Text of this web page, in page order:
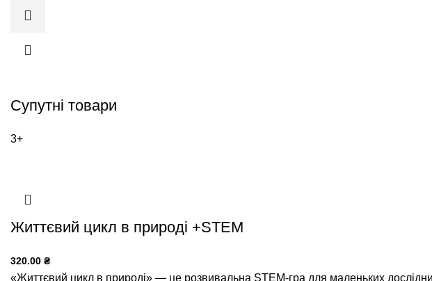
Супутні товари
3+
Життєвий цикл в природі +STEM
320.00 ₴
«Життєвий цикл в природі» — це розвивальна STEM-гра для маленьких